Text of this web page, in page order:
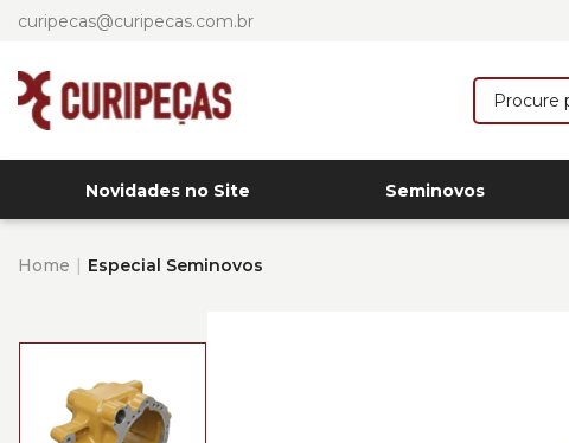
curipecas@curipecas.com.br
Novidades no Site Seminovos
Home Especial Seminovos